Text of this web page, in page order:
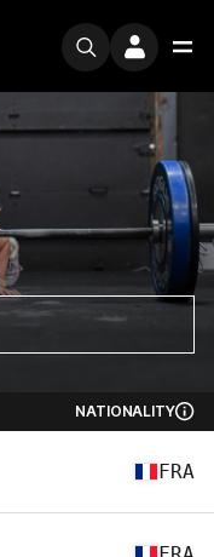
NATIONALITY
FRA